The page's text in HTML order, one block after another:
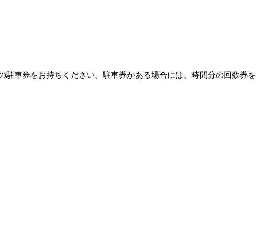
車券をお持ちください。駐車券がある場合には、時間分の回数券を